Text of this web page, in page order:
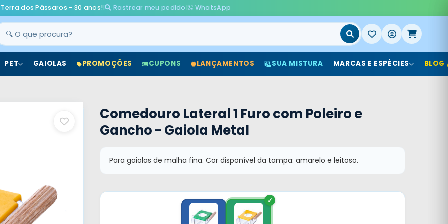
Terra dos Pássaros - 30 anos!| Rastrear meu pedido| WhatsApp
PET GAIOLAS PROMOÇÕES CUPONS LANÇAMENTOS SUA MISTURA MARCAS E ESPÉCIES BLOG
Comedouro Lateral 1 Furo com Poleiro e
Gancho - Gaiola Metal
Para gaiolas de malha fina. Cor disponível da tampa: amarelo e leitoso.